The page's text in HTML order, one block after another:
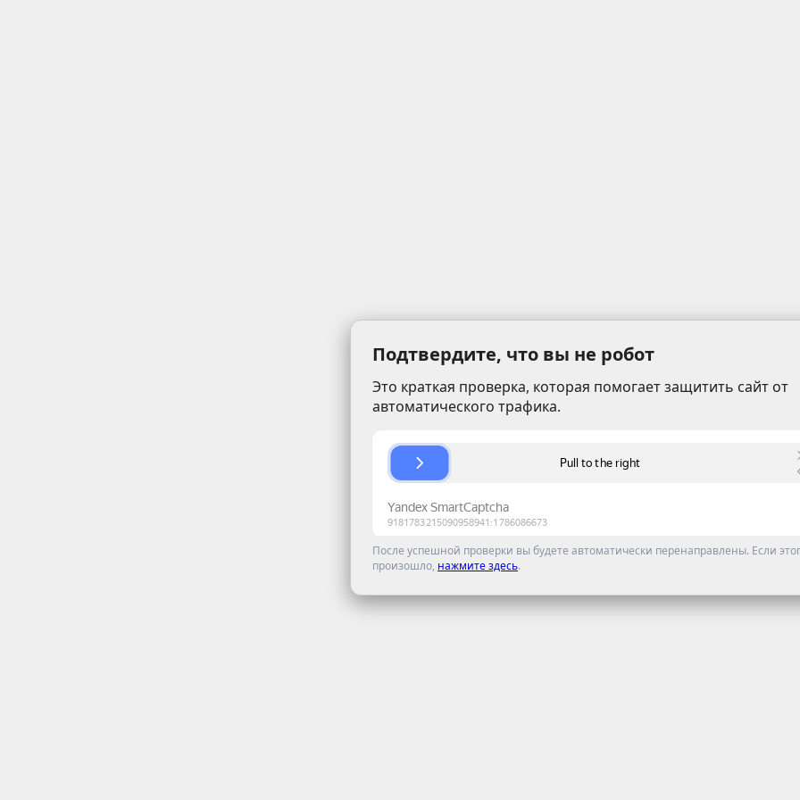
Подтвердите, что вы не робот
Это краткая проверка, которая помогает защитить сайт от
автоматического трафика.
После успешной проверки вы будете автоматически перенаправлены. Если
произошло, нажмите здесь.